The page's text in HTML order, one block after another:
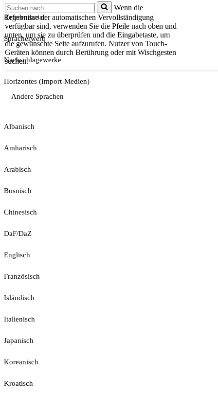
Suchen
nach …
Wenn die
Ergebnisse der automatischen Vervollständigung
verfügbar sind, verwenden Sie die Pfeile nach oben und
unten, um sie zu überprüfen und die Eingabetaste, um
die gewünschte Seite aufzurufen. Nutzer von Touch-
Geräten können durch Berührung oder mit Wischgesten
suchen.
Referendariat
Spracherwerb
Nachschlagewerke
Horizontes (Import-Medien)
Andere Sprachen
Albanisch
Amharisch
Arabisch
Bosnisch
Chinesisch
DaF/DaZ
Englisch
Französisch
Isländisch
Italienisch
Japanisch
Koreanisch
Kroatisch